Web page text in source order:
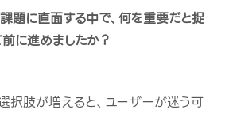
に直面する中で、何を重要だと捉
に進めましたか？
択肢が増えると、ユーザーが迷う可